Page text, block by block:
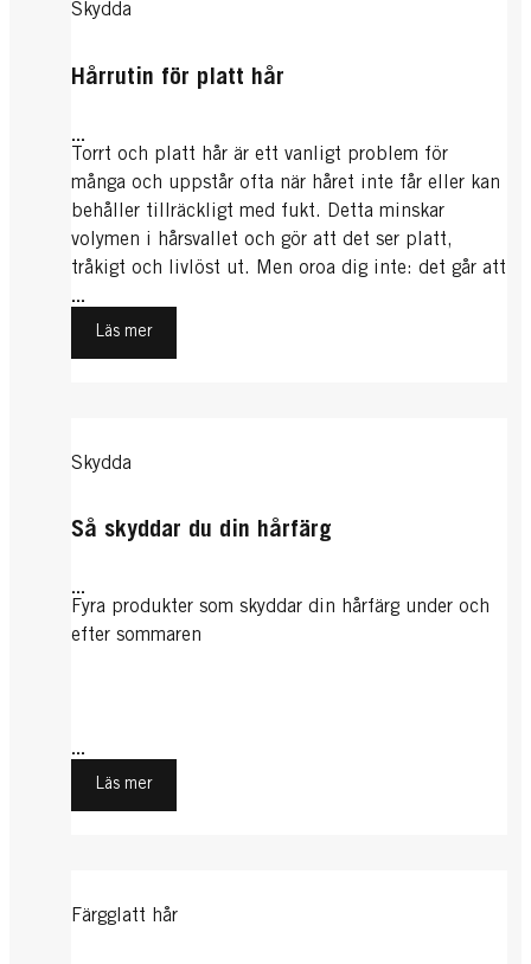
Skydda
Hårrutin för platt hår
...
Torrt och platt hår är ett vanligt problem för
många och uppstår ofta när håret inte får eller kan
behåller tillräckligt med fukt. Detta minskar
volymen i hårsvallet och gör att det ser platt,
tråkigt och livlöst ut. Men oroa dig inte: det går att
lösa och med lite kärlek och vård får du snart ett
friskt och spänstigt hårsvall igen.
...
Läs mer
Skydda
Så skyddar du din hårfärg
...
Fyra produkter som skyddar din hårfärg under och
efter sommaren
...
Läs mer
Färgglatt hår